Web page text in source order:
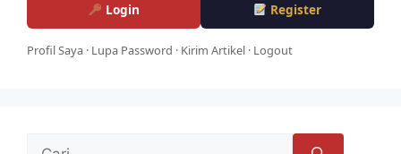
Login Register
Profil Saya · Lupa Password · Kirim Artikel · Logout
Cari